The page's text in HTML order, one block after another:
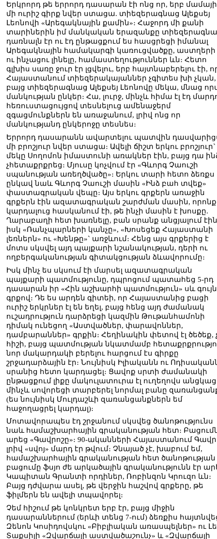
Երկրորդ թե երրորդ դասարան էի ոնց որ, երբ
մի ուրիշ գիրք նվեր ստացա. տիեզերագնաց Ալեքսեյ
Լեոնովի «Արեգակնային քամին»։ Հաջորդ մի քանի
տարիներին իմ մանկական երազանքը
դառնալն էր ու էդ ընթացքում ես հասցրեցի իմանալ
Արեգակնային համակարգի կառուցվածքը, աստղերի
ու ինչացու լինելը, համաստեղություններ ևն։ Հետո
գլխիս սառը ջուր էր լցվելու, երբ հայտնաբերելու էի,
Հայաստանում տիեզերակայաններ չգիտես խի չկան,
բայց տիեզերագնաց Ալեքսեյ Լեոնովը մեկա, մնաց
մանկության ընկեր։ Հա, լուրջ, մինչև հիմա էլ էդ
հեռուստացույցով տեսնելուց ամենաջերմ
զգացմունքներն են առաջանում, լրիվ ոնց որ
մանկությանդ ընկերոջը տեսնես։
Երրորդ դասարանն ավարտելու պատվին
մի բրոշյուր նվեր ստացա։ Ավելի ճիշտ երկու բրոշյուր`
մեկը Սողոմոն իմաստունի առակներ էին, բայց դա
չհետաքրքրեց։ Մյուսը կոչվում էր «Գևորգ Չաուշի
սպանության առեղծվածը»։ Երկու տարի հետո ձեռքս
ընկավ նաև Գևորգ Չաուշի մասին «Ինձ բահ տվեք»
փաստագրական վեպը։ Այս երկու գրքերն առաջին
գրքերն էին ազատագրական շարժման մասին, որոնք
կարդալուց հասկանում էի, թե ինչի մասին է խոսքը.
Ղարաբաղի հետ խառնելը, բան սրանք անցյալում
իսկ «Ռանչպարների կանչը», «Խոսեցեք Հայաստանի
լեռներն» ու «Խենթը»` առջևում։ Հենց այս գրքերից է
մոտս սկսվել այդ պայքարի նշանակության, դերի ու
ողբերգականության գիտակցության ձևավորումը։
Իսկ մինչ ես սկսում էի մարսել ազատագրական
պայքարի պատմությունը, դպրոցում պատահեց 5-րդ
դասարան իր «Հին աշխարհի պատմություն» սև
գրքով։ Դե ես արդեն գիտեի, որ Հայաստանից բացի
ուրիշ երկրներ էլ են եղել, բայց հենց այդ ժամանակ
ուշադրություն դարձրեցի կազմին Թութանհամոնի
դիմակ ունեցող «Աստվածներ, փարավոններ,
դամբարաններ» գրքին։ Հեղինակին փետով էլ ծեծեք,
հիշի, բայց պատմության նկատմամբ
նոր մակարդակի բերելու հարցում էս գիրքը
շրջադարձային էր։ Նույնիսկ Իլիականն ու
սրանից հետո կարդացել։ Ցավոք սրտի ժամանակի
ընթացքում լիքը մակուլատուրա էլ ուղեղովս
մինչև սովորեցի տարբերել նորմալ բանը
(ես նույնիսկ Մուլդաշևի զառանցանքներն եմ
հաջողացրել կարդալ)։
Մոտավորապես էդ շրջանում սկսվեց ծանոթությունս
նաև համաշխարհային գրականության հետ։
արեց «Գավրոշը»։ 90-ականների Հայաստանում
լրիվ «սվոյ» մարդ էր թվում։ Չնայած չէ, խաբում եմ,
համաշխարհային գրականության հետ ծանոթության
բացումը ֆսյո ժե արկածային գրականությունն էր
Կապիտան Գրանտի որդիներ, Ռոբինզոն Կրուզո ևն։
Բայց դժվարա ասել, թե վերջին հաշվով գրքերը, թե
ֆիլմերն են ավելի տպավորել։
Չեմ հիշում թե կոնկրետ երբ էր, բայց միջին
դասարաններում (երևի տենց 7-ում) ձեռքիս
Զենոն Կոսիդովսկու «Բիբլիական առասպելներ» ու
Տաքսիլի «Զվարճալի աստվածաշունչ» և «Զվարճալի